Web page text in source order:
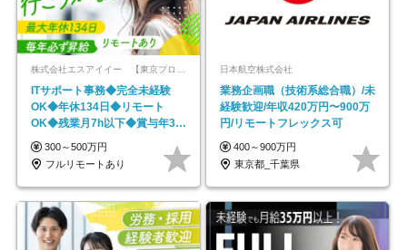
株式会社エスアイイー 【東京プロマーケット上場】
ITサポート事務◆完全未経験
OK◆年休134日◆リモート
OK◆残業月7h以下◆賞与年3回
◆5年目まで必ず昇給
300～500万円
フルリモートあり
日本航空株式会社
業務企画職（技術系総合職）/未
経験歓迎/年収420万円〜900万
円/リモートフレックス可
400～900万円
東京都_千葉県